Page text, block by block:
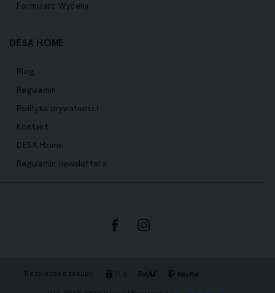
Formularz Wyceny
DESA HOME
Blog
Regulamin
Polityka prywatności
Kontakt
DESA Home
Regulamin newslettera
Bezpieczne zakupy: TLS